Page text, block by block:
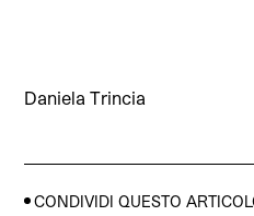
Daniela Trincia
CONDIVIDI QUESTO